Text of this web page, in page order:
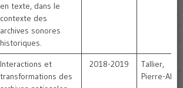
en texte, dans le
contexte des
archives sonores
historiques.
Interactions et
transformations des
2018-2019
Tallier,
Pierre-Alain